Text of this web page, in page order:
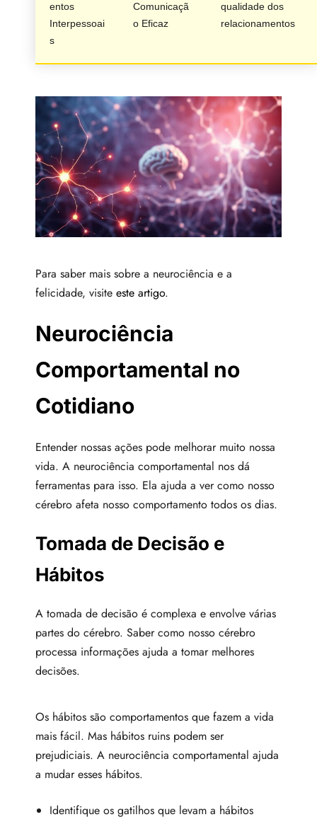
entos
Interpessoai
s
Comunicaçã
o Eficaz
qualidade dos
relacionamentos
Para saber mais sobre a neurociência e a
felicidade, visite este artigo.
Neurociência
Comportamental no
Cotidiano
Entender nossas ações pode melhorar muito nossa
vida. A neurociência comportamental nos dá
ferramentas para isso. Ela ajuda a ver como nosso
cérebro afeta nosso comportamento todos os dias.
Tomada de Decisão e
Hábitos
A tomada de decisão é complexa e envolve várias
partes do cérebro. Saber como nosso cérebro
processa informações ajuda a tomar melhores
decisões.
Os hábitos são comportamentos que fazem a vida
mais fácil. Mas hábitos ruins podem ser
prejudiciais. A neurociência comportamental ajuda
a mudar esses hábitos.
Identifique os gatilhos que levam a hábitos